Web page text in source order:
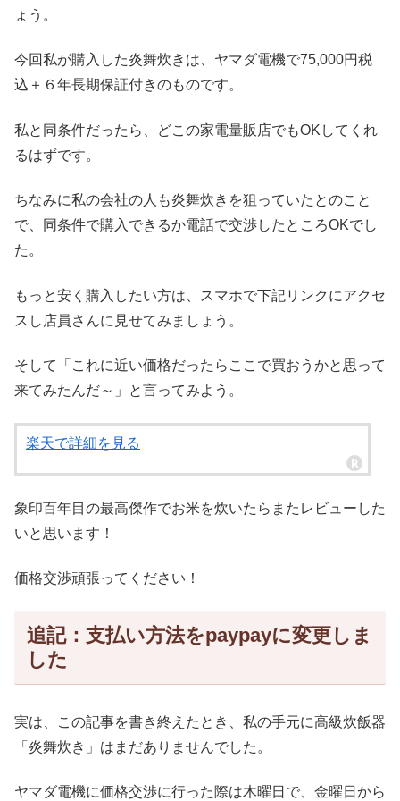
ょう。
今回私が購入した炎舞炊きは、ヤマダ電機で75,000円税
込＋６年長期保証付きのものです。
私と同条件だったら、どこの家電量販店でもOKしてくれ
るはずです。
ちなみに私の会社の人も炎舞炊きを狙っていたとのこと
で、同条件で購入できるか電話で交渉したところOKでし
た。
もっと安く購入したい方は、スマホで下記リンクにアクセ
スし店員さんに見せてみましょう。
そして「これに近い価格だったらここで買おうかと思って
来てみたんだ～」と言ってみよう。
楽天で詳細を見る
象印百年目の最高傑作でお米を炊いたらまたレビューした
いと思います！
価格交渉頑張ってください！
追記：支払い方法をpaypayに変更しま
した
実は、この記事を書き終えたとき、私の手元に高級炊飯器
「炎舞炊き」はまだありませんでした。
ヤマダ電機に価格交渉に行った際は木曜日で、金曜日から